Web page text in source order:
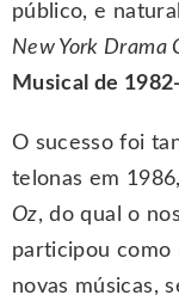
público, e
New York Drama
Musical de
O sucesso foi
telonas em
Oz, do qual o
participou como
novas músicas,